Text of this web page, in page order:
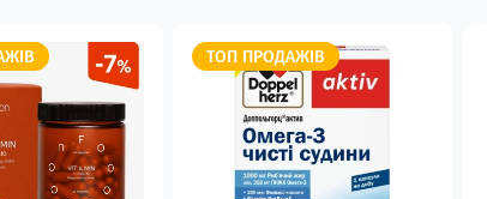
ТОП ПРОДАЖІВ